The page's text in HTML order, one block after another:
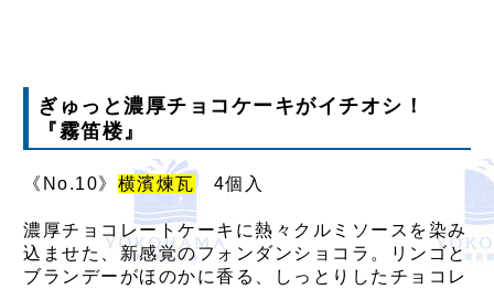
ぎゅっと濃厚チョコケーキがイチオシ！
『霧笛楼』
《No.10》 横濱煉瓦 4個入
濃厚チョコレートケーキに熱々クルミソースを染み
込ませた、新感覚のフォンダンショコラ。リンゴと
ブランデーがほのかに香る、しっとりしたチョコレ